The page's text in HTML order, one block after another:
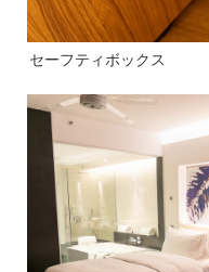
セーフティボックス